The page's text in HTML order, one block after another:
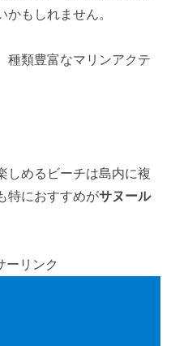
かもしれません。
種類豊富なマリンアクテ
しめるビーチは島内に複
特におすすめがサヌール
ーリンク